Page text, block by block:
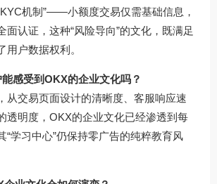
机制”——小额度交易仅需基础信息，
面认证，这种“风险导向”的文化，既满足
用户数据权利。
感受到OKX的企业文化吗？
从交易页面设计的清晰度、客服响应速
透明度，OKX的企业文化已经渗透到每
“学习中心”仍保持零广告的纯粹教育风